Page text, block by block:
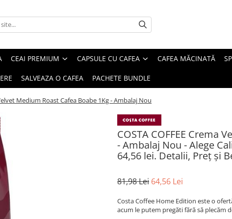
CEAI PREMIUM CAPSULE CU CAFEA CAFEA MĂCINATĂ
SALVEAZA O CAFEA PACHETE BUNDLE
Medium Roast Cafea Boabe 1Kg - Ambalaj Nou
COSTA COFFEE Crema
- Ambalaj Nou - Alege
64,56 lei. Detalii, Preț și
81,98 Lei 64,56 Lei
Costa Coffee Home Edition este o
acum le putem pregăti fără să plecăm